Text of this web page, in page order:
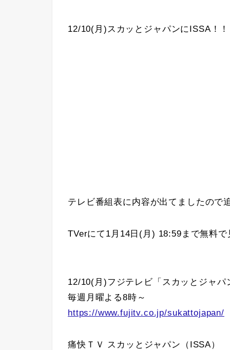
12/10(月)スカッとジャパンにISSA！！
テレビ番組表に内容が出てましたので
TVerにて1月14日(月) 18:59まで無料で
12/10(月)フジテレビ「スカッとジャパ
毎週月曜よる8時～
https://www.fujitv.co.jp/sukattojapan/
痛快ＴＶ スカッとジャパン（ISSA）